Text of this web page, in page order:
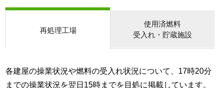
再処理工場
使用済燃料
受入れ・貯蔵施設
各建屋の操業状況や燃料の受入れ状況について、17時20分
までの操業状況を翌日15時までを目処に掲載しています。